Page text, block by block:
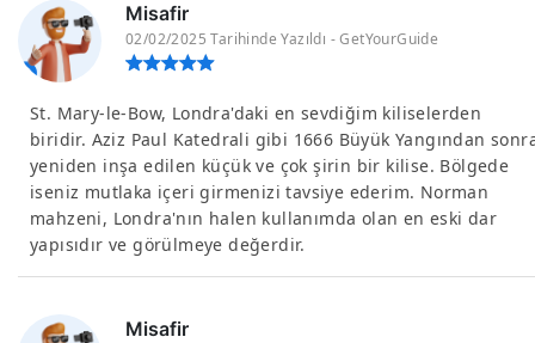
Misafir
02/02/2025 Tarihinde Yazıldı - GetYourGuide
St. Mary-le-Bow, Londra'daki en sevdiğim kiliselerden
biridir. Aziz Paul Katedrali gibi 1666 Büyük Yangından
yeniden inşa edilen küçük ve çok şirin bir kilise. Bölgede
iseniz mutlaka içeri girmenizi tavsiye ederim. Norman
mahzeni, Londra'nın halen kullanımda olan en eski dar
yapısıdır ve görülmeye değerdir.
Misafir